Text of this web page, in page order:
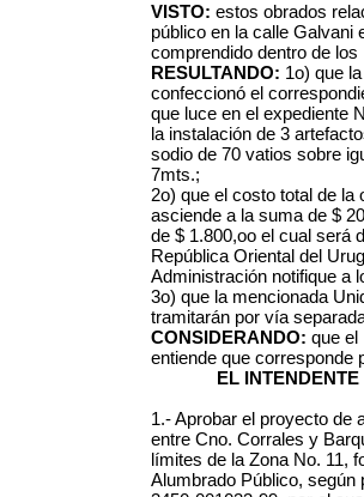
VISTO: estos obrados
público en la calle Galvani
comprendido dentro de
RESULTANDO: 1o) que
confeccionó el
que luce en el expediente
la instalación de 3
sodio de 70 vatios sobre
7mts.;
2o) que el costo total de
asciende a la suma de $
de $ 1.800,oo el cual será
República Oriental del
Administración notifique a
3o) que la mencionada
tramitarán por vía
CONSIDERANDO: que el
entiende que corresponde
EL
1.- Aprobar el proyecto de
entre Cno. Corrales y
límites de la Zona No. 11,
Alumbrado Público, según